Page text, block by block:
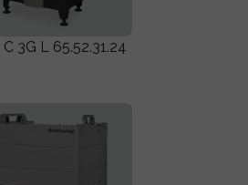
C 3G L 65.52.31.24